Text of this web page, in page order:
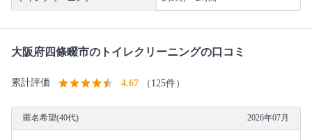
大阪府四條畷市のトイレクリーニングの口コミ
累計評価 4.67 （125件）
匿名希望(40代) 2026年07月